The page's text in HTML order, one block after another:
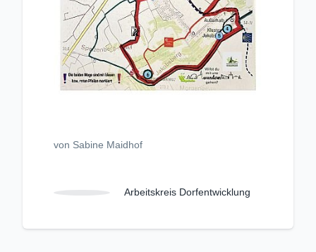
von Sabine Maidhof
Arbeitskreis Dorfentwicklung